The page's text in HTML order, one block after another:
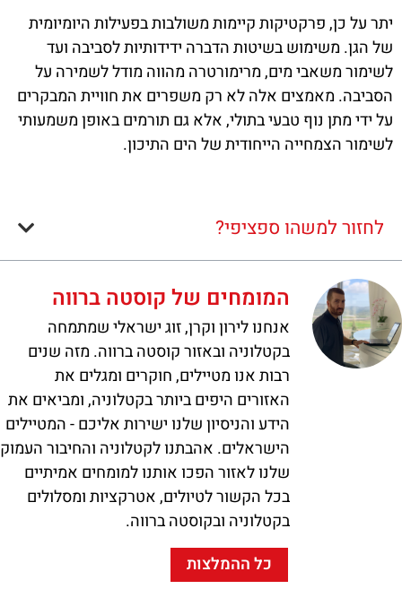
יתר על כן, פרקטיקות קיימות משולבות בפעילות היומיומית
של הגן. משימוש בשיטות הדברה ידידותיות לסביבה ועד
לשימור משאבי מים, מרימורטרה מהווה מודל לשמירה על
הסביבה. מאמצים אלה לא רק משפרים את חוויית המבקרים
על ידי מתן נוף טבעי בתולי, אלא גם תורמים באופן משמעותי
לשימור הצמחייה הייחודית של הים התיכון.
לחזור למשהו ספציפי?
המומחים של קוסטה ברווה
אנחנו לירון וקרן, זוג ישראלי שמתמחה
בקטלוניה ובאזור קוסטה ברווה. מזה שנים
רבות אנו מטיילים, חוקרים ומגלים את
האזורים היפים ביותר בקטלוניה, ומביאים את
הידע והניסיון שלנו ישירות אליכם - המטיילים
הישראלים. אהבתנו לקטלוניה והחיבור העמוק
שלנו לאזור הפכו אותנו למומחים אמיתיים
בכל הקשור לטיולים, אטרקציות ומסלולים
בקטלוניה ובקוסטה ברווה.
כל ההמלצות